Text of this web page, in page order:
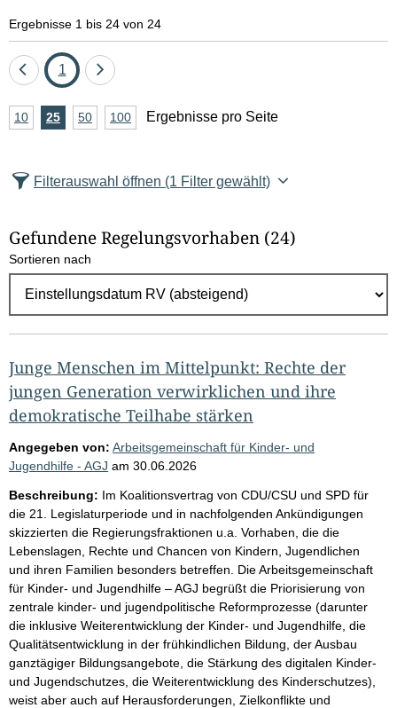
Ergebnisse 1 bis 24 von 24
Eine
zurück
Seite
1
Eine
vor
A
z
l
E
g
e
b
n
i
s
s
e
p
r
o
S
e
i
t
e
10Ergebnisse
25Ergebnisse
50Ergebnisse
100Ergebnisse
Ergebnisse pro Seite
Filterauswahl öffnen (1 Filter gewählt)
Gefundene Regelungsvorhaben (24)
Sortieren nach
Junge Menschen im Mittelpunkt: Rechte der
jungen Generation verwirklichen und ihre
demokratische Teilhabe stärken
Angegeben von: Arbeitsgemeinschaft für Kinder- und
Jugendhilfe - AGJ am 30.06.2026
Beschreibung: Im Koalitionsvertrag von CDU/CSU und SPD für
die 21. Legislaturperiode und in nachfolgenden Ankündigungen
skizzierten die Regierungsfraktionen u.a. Vorhaben, die die
Lebenslagen, Rechte und Chancen von Kindern, Jugendlichen
und ihren Familien besonders betreffen. Die Arbeitsgemeinschaft
für Kinder- und Jugendhilfe – AGJ begrüßt die Priorisierung von
zentrale kinder- und jugendpolitische Reformprozesse (darunter
die inklusive Weiterentwicklung der Kinder- und Jugendhilfe, die
Qualitätsentwicklung in der frühkindlichen Bildung, der Ausbau
ganztägiger Bildungsangebote, die Stärkung des digitalen Kinder-
und Jugendschutzes, die Weiterentwicklung des Kinderschutzes),
weist aber auch auf Herausforderungen, Zielkonflikte und